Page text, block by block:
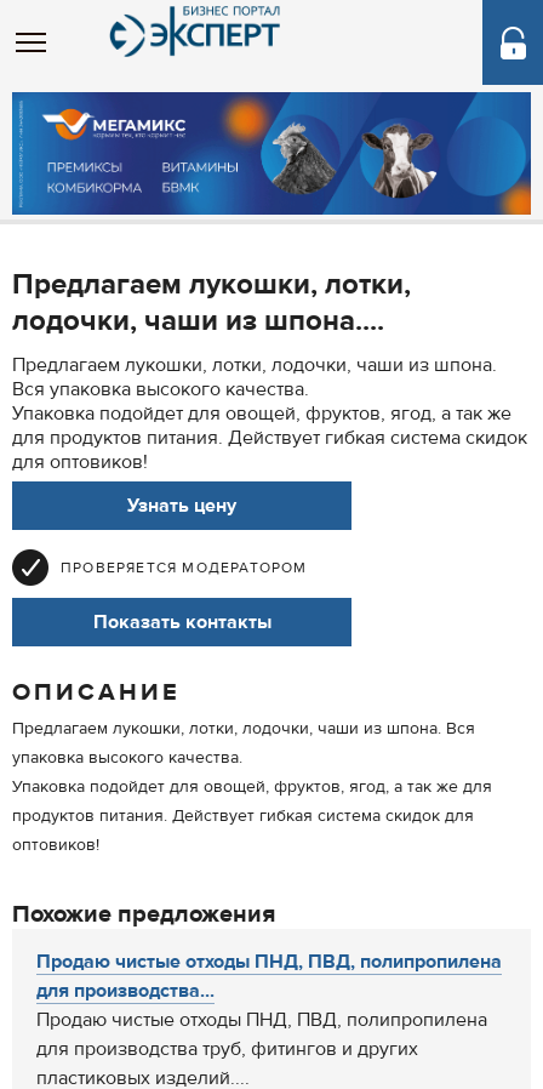
Предлагаем лукошки, лотки,
лодочки, чаши из шпона....
Предлагаем лукошки, лотки, лодочки, чаши из шпона.
Вся упаковка высокого качества.
Упаковка подойдет для овощей, фруктов, ягод, а так же
для продуктов питания. Действует гибкая система скидок
для оптовиков!
Узнать цену
ПРОВЕРЯЕТСЯ МОДЕРАТОРОМ
Показать контакты
ОПИСАНИЕ
Предлагаем лукошки, лотки, лодочки, чаши из шпона. Вся
упаковка высокого качества.
Упаковка подойдет для овощей, фруктов, ягод, а так же для
продуктов питания. Действует гибкая система скидок для
оптовиков!
Похожие предложения
Продаю чистые отходы ПНД, ПВД, полипропилена
для производства...
Продаю чистые отходы ПНД, ПВД, полипропилена
для производства труб, фитингов и других
пластиковых изделий....